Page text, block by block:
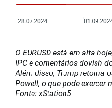
O EURUSDestá em alta
IPC e comentários dovish
Além disso, Trump retoma
Powell, o que pode exercer
Fonte: xStation5